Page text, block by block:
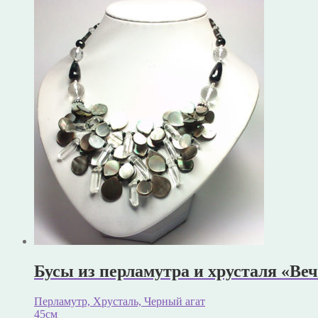
Бусы из перламутра и хрусталя
Перламутр, Хрусталь, Черный агат
45см